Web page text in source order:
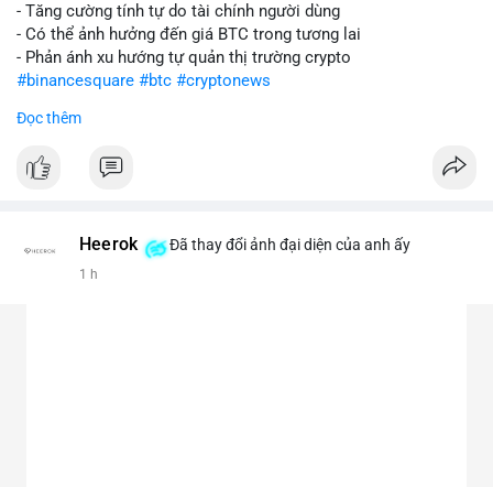
- Tăng cường tính tự do tài chính người dùng
- Có thể ảnh hưởng đến giá BTC trong tương lai
- Phản ánh xu hướng tự quản thị trường crypto
#binancesquare #btc #cryptonews
$btc
#vlikevn #titanbot
Đọc thêm
Heerok Đã thay đổi ảnh đại diện của anh ấy
1 h